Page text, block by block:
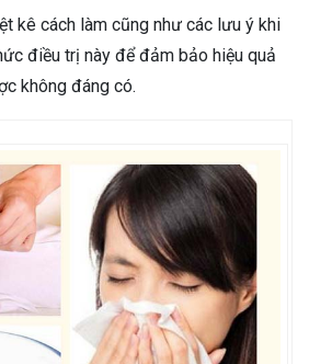
kê cách làm cũng như các lưu ý khi
điều trị này để đảm bảo hiệu quả
không đáng có.